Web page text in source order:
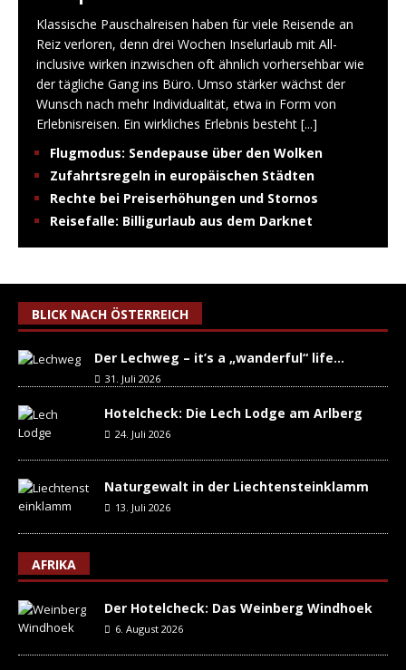
Klassische Pauschalreisen haben für viele Reisende an
Reiz verloren, denn drei Wochen Inselurlaub mit All-
inclusive wirken inzwischen oft ähnlich vorhersehbar wie
der tägliche Gang ins Büro. Umso stärker wächst der
Wunsch nach mehr Individualität, etwa in Form von
Erlebnisreisen. Ein wirkliches Erlebnis besteht [...]
Flugmodus: Sendepause über den Wolken
Zufahrtsregeln in europäischen Städten
Rechte bei Preiserhöhungen und Stornos
Reisefalle: Billigurlaub aus dem Darknet
BLICK NACH ÖSTERREICH
Der Lechweg – it’s a „wanderful“ life…
31. Juli 2026
Hotelcheck: Die Lech Lodge am Arlberg
24. Juli 2026
Naturgewalt in der Liechtensteinklamm
13. Juli 2026
AFRIKA
Der Hotelcheck: Das Weinberg Windhoek
6. August 2026